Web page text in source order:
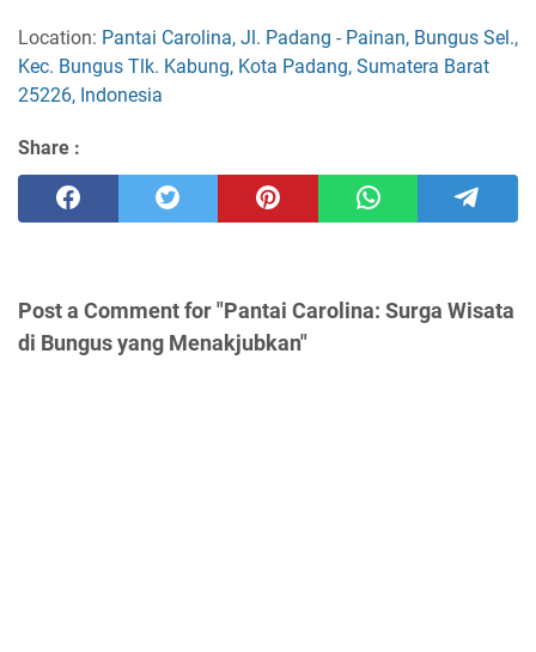
Location: Pantai Carolina, Jl. Padang - Painan, Bungus Sel.,
Kec. Bungus Tlk. Kabung, Kota Padang, Sumatera Barat
25226, Indonesia
Share :
Post a Comment for "Pantai Carolina: Surga Wisata
di Bungus yang Menakjubkan"